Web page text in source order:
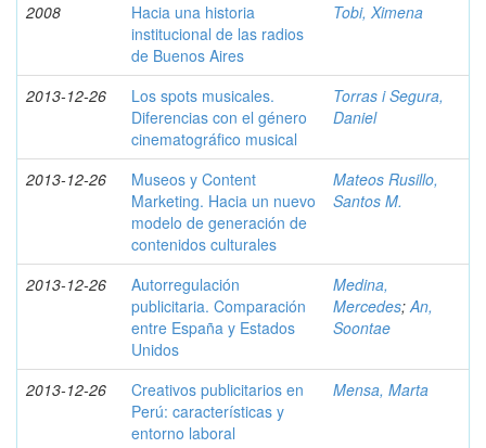
2008
Hacia una historia
institucional de las radios
de Buenos Aires
Tobi, Ximena
2013-12-26
Los spots musicales.
Diferencias con el género
cinematográfico musical
Torras i Segura,
Daniel
2013-12-26
Museos y Content
Marketing. Hacia un nuevo
modelo de generación de
contenidos culturales
Mateos Rusillo,
Santos M.
2013-12-26
Autorregulación
publicitaria. Comparación
entre España y Estados
Unidos
Medina,
Mercedes;An,
Soontae
2013-12-26
Creativos publicitarios en
Perú: características y
entorno laboral
Mensa, Marta